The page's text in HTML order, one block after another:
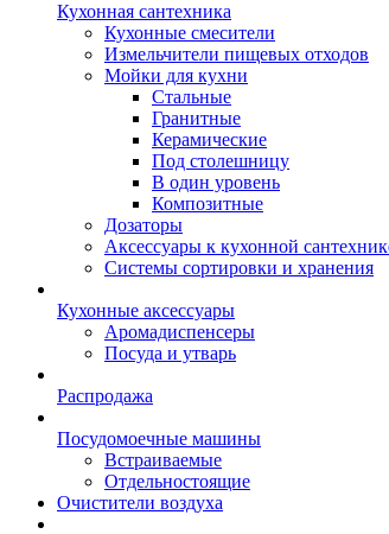
Кухонная сантехника
Кухонные смесители
Измельчители пищевых отходов
Мойки для кухни
Стальные
Гранитные
Керамические
Под столешницу
В один уровень
Композитные
Дозаторы
Аксессуары к кухонной
Системы сортировки и хранения
Кухонные аксессуары
Аромадиспенсеры
Посуда и утварь
Распродажа
Посудомоечные машины
Встраиваемые
Отдельностоящие
Очистители воздуха